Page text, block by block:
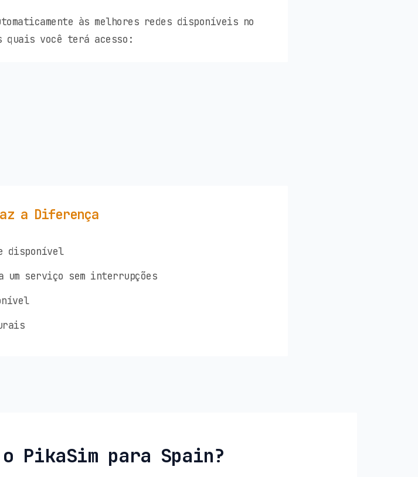
às melhores redes disponíveis no
você terá acesso:
a Diferença
disponível
um serviço sem interrupções
PikaSim para Spain?